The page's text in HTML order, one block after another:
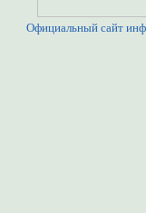
Официальный сайт